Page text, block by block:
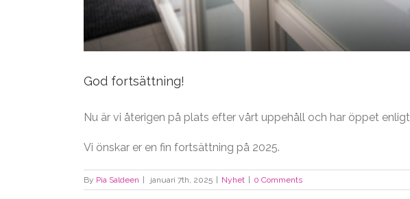
God fortsättning!
Nu är vi återigen på plats efter vårt uppehåll och har öppet enligt
Vi önskar er en fin fortsättning på 2025.
By Pia Saldeen | januari 7th, 2025 | Nyhet | 0 Comments